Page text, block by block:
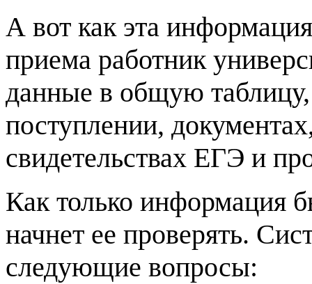
А вот как эта
приема работник
данные в общую
поступлении,
свидетельствах ЕГЭ и
Как только информация
начнет ее проверять.
следующие вопросы: